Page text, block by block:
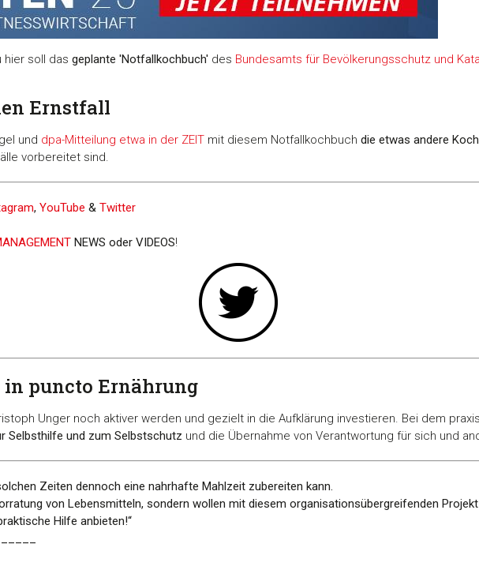
hier soll das geplante 'Notfallkochbuch' des Bundesamts für Bevölkerungsschutz und
Ernstfall
und dpa-Mitteilung etwa in der ZEIT mit diesem Notfallkochbuch die etwas andere
vorbereitet sind.
, YouTube & Twitter
NEWS oder VIDEOS!
puncto Ernährung
Unger noch aktiver werden und gezielt in die Aufklärung investieren. Bei dem
Selbsthilfe und zum Selbstschutz und die Übernahme von Verantwortung für sich und
Zeiten dennoch eine nahrhafte Mahlzeit zubereiten kann.
von Lebensmitteln, sondern wollen mit diesem organisationsübergreifenden Projekt
Hilfe anbieten!“